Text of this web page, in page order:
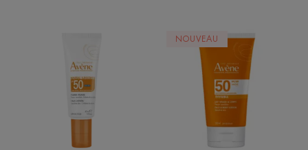
Minéral
FPS
50
Visage
Corps
Haute
Protection
solaire
NOUVEAU